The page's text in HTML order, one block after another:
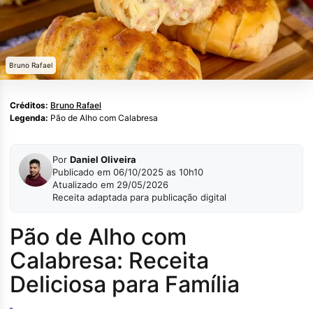
Bruno Rafael
Créditos: Bruno Rafael
Legenda: Pão de Alho com Calabresa
Por Daniel Oliveira
Publicado em 06/10/2025 as 10h10
Atualizado em 29/05/2026
Receita adaptada para publicação digital
Pão de Alho com
Calabresa: Receita
Deliciosa para Família